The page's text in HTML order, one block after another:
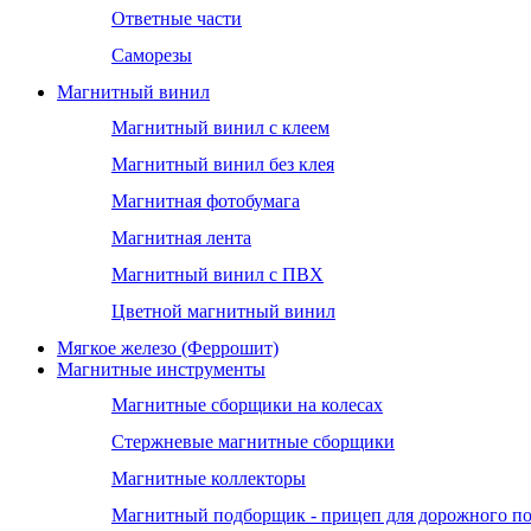
Ответные части
Саморезы
Магнитный винил
Магнитный винил с клеем
Магнитный винил без клея
Магнитная фотобумага
Магнитная лента
Магнитный винил с ПВХ
Цветной магнитный винил
Мягкое железо (Феррошит)
Магнитные инструменты
Магнитные сборщики на колесах
Стержневые магнитные сборщики
Магнитные коллекторы
Магнитный подборщик - прицеп для дорожного